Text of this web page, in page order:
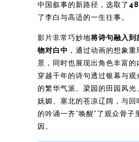
中国叙事的新路径，选取了
了李白与高适的一生往事。
影片非常巧妙地将诗句融入到
物对白中 ，通过动画的想象
景，同时也展现出角色丰富的
穿越千年的诗句透过银幕与观
的繁华气派、梁园的田园风光
妩媚、塞北的苍凉辽阔，与回
的吟诵一齐“唤醒”了观众骨子
因。